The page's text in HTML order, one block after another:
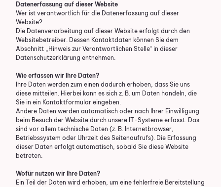
Datenerfassung auf dieser Website
Wer ist verantwortlich für die Datenerfassung auf dieser
Website?
Die Datenverarbeitung auf dieser Website erfolgt durch den
Websitebetreiber. Dessen Kontaktdaten können Sie dem
Abschnitt „Hinweis zur Verantwortlichen Stelle“ in dieser
Datenschutzerklärung entnehmen.
Wie erfassen wir Ihre Daten?
Ihre Daten werden zum einen dadurch erhoben, dass Sie uns
diese mitteilen. Hierbei kann es sich z. B. um Daten handeln, die
Sie in ein Kontaktformular eingeben.
Andere Daten werden automatisch oder nach Ihrer Einwilligung
beim Besuch der Website durch unsere IT-Systeme erfasst. Das
sind vor allem technische Daten (z. B. Internetbrowser,
Betriebssystem oder Uhrzeit des Seitenaufrufs). Die Erfassung
dieser Daten erfolgt automatisch, sobald Sie diese Website
betreten.
Wofür nutzen wir Ihre Daten?
Ein Teil der Daten wird erhoben, um eine fehlerfreie Bereitstellung